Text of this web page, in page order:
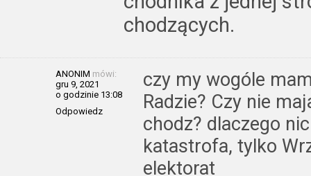
chodzących.
ANONIM mówi:
gru 9, 2021
o godzinie 13:08
Odpowiedz
czy my wogóle
Radzie? Czy nie
chodz? dlaczego
katastrofa, tylko
elektorat